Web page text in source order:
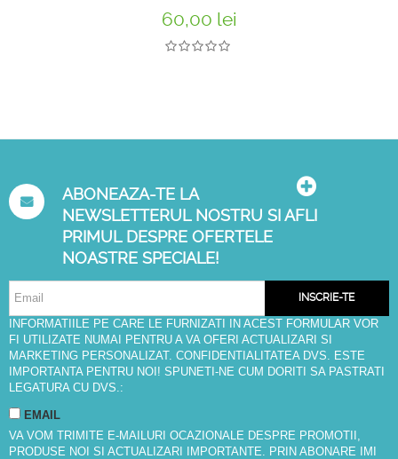
60,00 lei
ABONEAZA-TE LA
NEWSLETTERUL NOSTRU SI AFLI
PRIMUL DESPRE OFERTELE
NOASTRE SPECIALE!
INSCRIE-TE
INFORMATIILE PE CARE LE FURNIZATI IN ACEST FORMULAR VOR
FI UTILIZATE NUMAI PENTRU A VA OFERI ACTUALIZARI SI
MARKETING PERSONALIZAT. CONFIDENTIALITATEA DVS. ESTE
IMPORTANTA PENTRU NOI! SPUNETI-NE CUM DORITI SA PASTRATI
LEGATURA CU DVS.:
EMAIL
VA VOM TRIMITE E-MAILURI OCAZIONALE DESPRE PROMOTII,
PRODUSE NOI SI ACTUALIZARI IMPORTANTE. PRIN ABONARE IMI